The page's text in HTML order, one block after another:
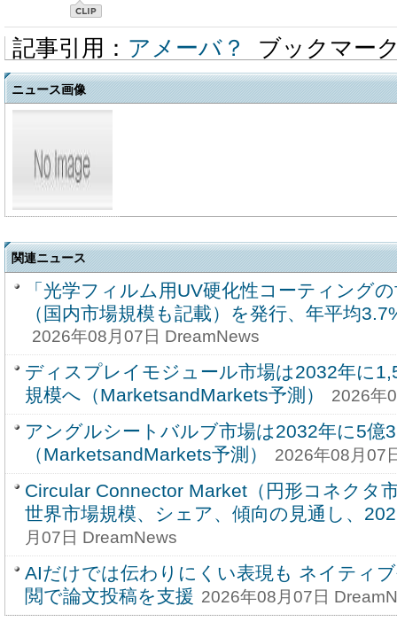
記事引用： アメーバ？ ブックマー
ニュース画像
関連ニュース
「光学フィルム用UV硬化性コーティング
（国内市場規模も記載）を発行、年平均
2026年08月07日 DreamNews
ディスプレイモジュール市場は2032年に
規模へ（MarketsandMarkets予測）
2026年
アングルシートバルブ市場は2032年に5億
（MarketsandMarkets予測）
2026年08月07
Circular Connector Market（円形コネクタ
世界市場規模、シェア、傾向の見通し、
月07日 DreamNews
AIだけでは伝わりにくい表現も ネイティ
閲で論文投稿を支援 2026年08月07日